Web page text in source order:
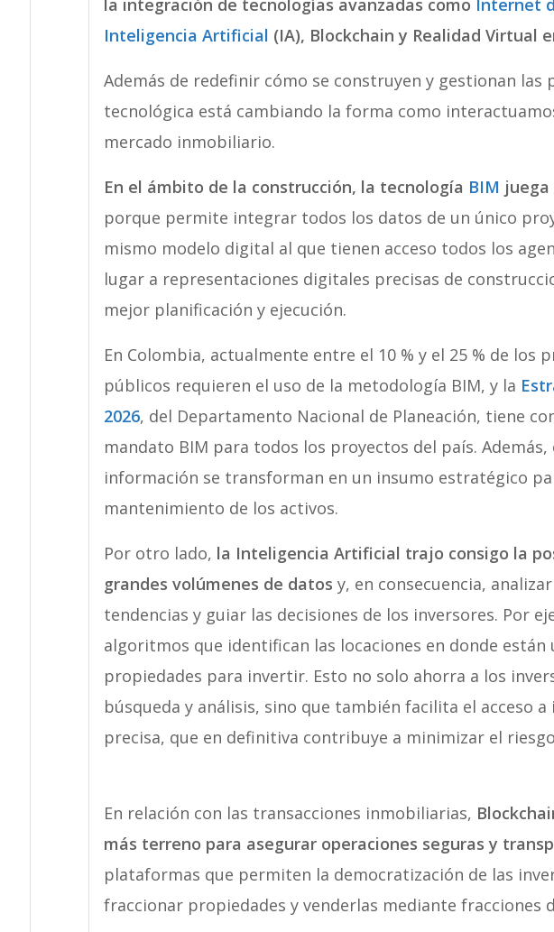
Inteligencia Artificial (IA), Blockchain y Realidad Virtual
Además de redefinir cómo se construyen y gestionan las
tecnológica está cambiando la forma como
mercado inmobiliario.
En el ámbito de la construcción, la tecnología BIM
porque permite integrar todos los datos de un único
mismo modelo digital al que tienen acceso todos los
lugar a representaciones digitales precisas de
mejor planificación y ejecución.
En Colombia, actualmente entre el 10 % y el 25 % de los
públicos requieren el uso de la metodología BIM, y la
2026, del Departamento Nacional de Planeación, tiene
mandato BIM para todos los proyectos del país. Además,
información se transforman en un insumo estratégico
mantenimiento de los activos.
Por otro lado, la Inteligencia Artificial trajo consigo la
grandes volúmenes de datos y, en consecuencia,
tendencias y guiar las decisiones de los inversores. Por
algoritmos que identifican las locaciones en donde están
propiedades para invertir. Esto no solo ahorra a los
búsqueda y análisis, sino que también facilita el acceso
precisa, que en definitiva contribuye a minimizar el
En relación con las transacciones inmobiliarias,
más terreno para asegurar operaciones seguras y
plataformas que permiten la democratización de las
fraccionar propiedades y venderlas mediante fracciones